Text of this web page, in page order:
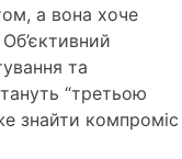
а вона хоче
та
“третьою
знайти компроміс